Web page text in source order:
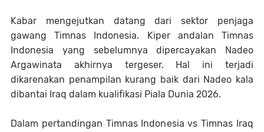
Kabar mengejutkan datang dari sektor penjaga
gawang Timnas Indonesia. Kiper andalan Timnas
Indonesia yang sebelumnya dipercayakan Nadeo
Argawinata akhirnya tergeser. Hal ini terjadi
dikarenakan penampilan kurang baik dari Nadeo kala
dibantai Iraq dalam kualifikasi Piala Dunia 2026.
Dalam pertandingan Timnas Indonesia vs Timnas Iraq